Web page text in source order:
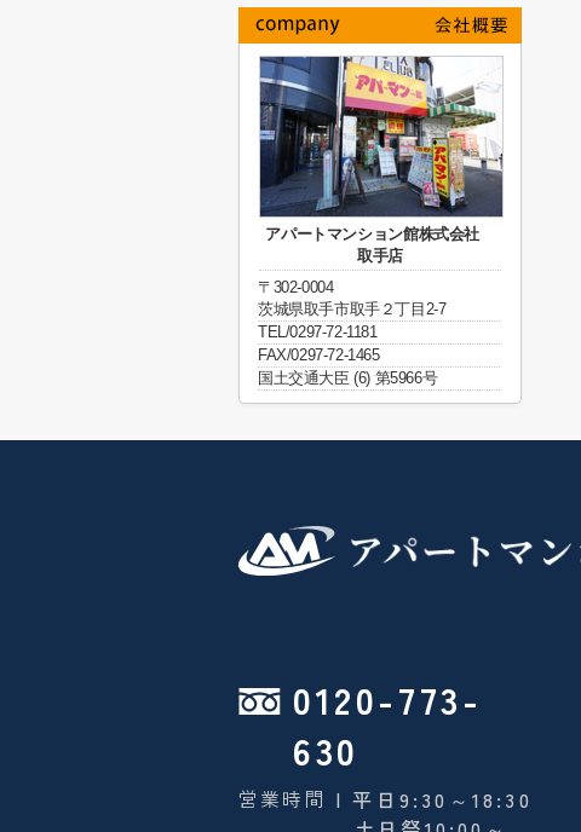
アパートマンション館株式会社
取手店
〒302-0004
茨城県取手市取手２丁目2-7
TEL/0297-72-1181
FAX/0297-72-1465
国土交通大臣 (6) 第5966号
0120-773-
630
営業時間 | 平日9:30～18:30